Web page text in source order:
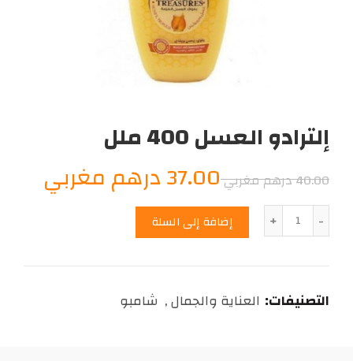
إلترادو العسل 400 ملل
40.00درهم مغربيالسعر
الأصلي
هو:
درهم
37.00درهم مغربي
الكمية إضافة إلى السلة
التصنيفات: العناية والجمال, شامبو